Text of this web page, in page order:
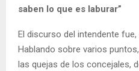
saben lo que es laburar”
El discurso del intendente
Hablando sobre varios
las quejas de los concejales,